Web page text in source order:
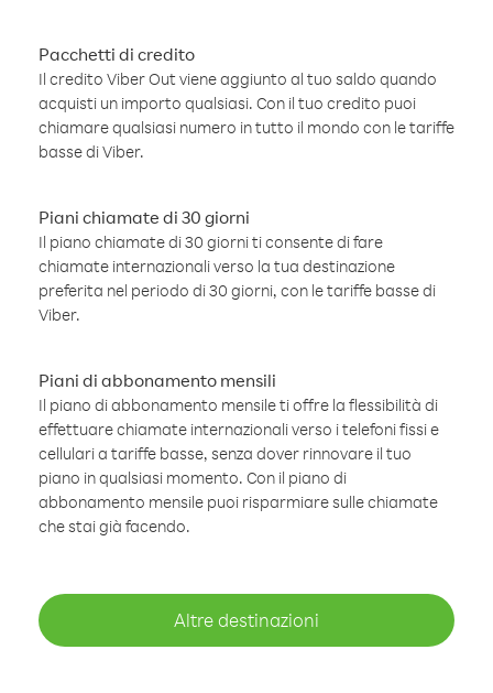
Pacchetti di credito
Il credito Viber Out viene aggiunto al tuo saldo quando
acquisti un importo qualsiasi. Con il tuo credito puoi
chiamare qualsiasi numero in tutto il mondo con le tariffe
basse di Viber.
Piani chiamate di 30 giorni
Il piano chiamate di 30 giorni ti consente di fare
chiamate internazionali verso la tua destinazione
preferita nel periodo di 30 giorni, con le tariffe basse di
Viber.
Piani di abbonamento mensili
Il piano di abbonamento mensile ti offre la flessibilità di
effettuare chiamate internazionali verso i telefoni fissi e
cellulari a tariffe basse, senza dover rinnovare il tuo
piano in qualsiasi momento. Con il piano di
abbonamento mensile puoi risparmiare sulle chiamate
che stai già facendo.
Altre destinazioni